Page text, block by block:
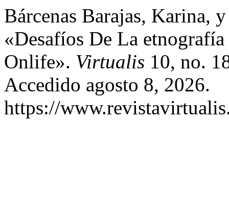
Bárcenas Barajas, Karina,
«Desafíos De La
Onlife». Virtualis 10, no.
Accedido agosto 8, 2026.
https://